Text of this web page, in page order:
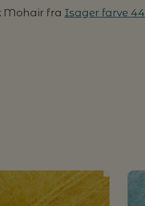
Mohair fra Isager farve 44